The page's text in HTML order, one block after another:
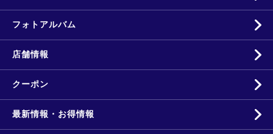
フォトアルバム
店舗情報
クーポン
最新情報・お得情報